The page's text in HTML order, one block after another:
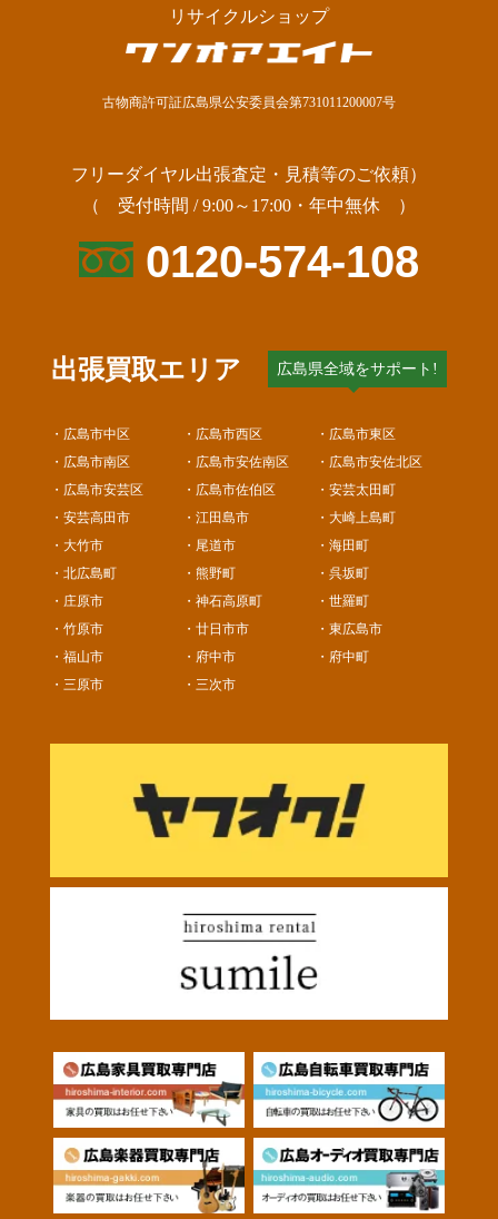
リサイクルショップ
古物商許可証広島県公安委員会第731011200007号
フリーダイヤル出張査定・見積等のご依頼）
（ 受付時間 / 9:00～17:00・年中無休 ）
0120-574-108
出張買取エリア 広島県全域をサポート!
・広島市中区 ・広島市西区
・広島市東区
・広島市南区
・広島市安佐南区
・広島市安佐北区
・広島市安芸区
・広島市佐伯区
・安芸太田町
・安芸高田市
・江田島市
・大崎上島町
・大竹市
・尾道市
・海田町
・北広島町
・熊野町
・呉坂町
・庄原市
・神石高原町
・世羅町
・竹原市
・廿日市市
・東広島市
・福山市
・府中市
・府中町
・三原市
・三次市